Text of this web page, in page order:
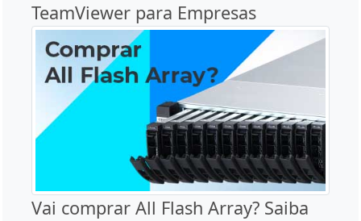
TeamViewer para Empresas
Vai comprar All Flash Array? Saiba